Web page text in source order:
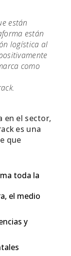
están
están
logística al
como
en el sector,
es una
que
toda la
el medio
y